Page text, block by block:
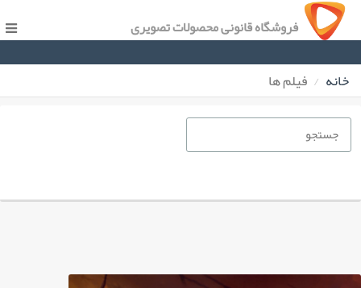
فروشگاه قانونی محصولات تصویری
خانه فیلم ها